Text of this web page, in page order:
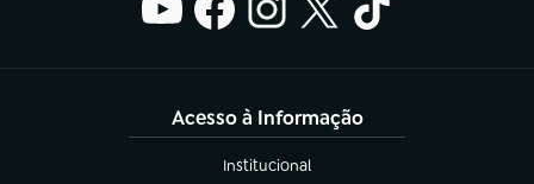
Acesso à Informação
Institucional
(abre em nova aba)